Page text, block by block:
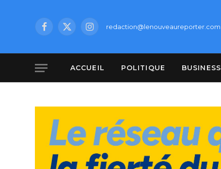
Facebook
X
Instagramredaction@lenouveaureporter.com
ACCUEIL POLITIQUE BUSINESS